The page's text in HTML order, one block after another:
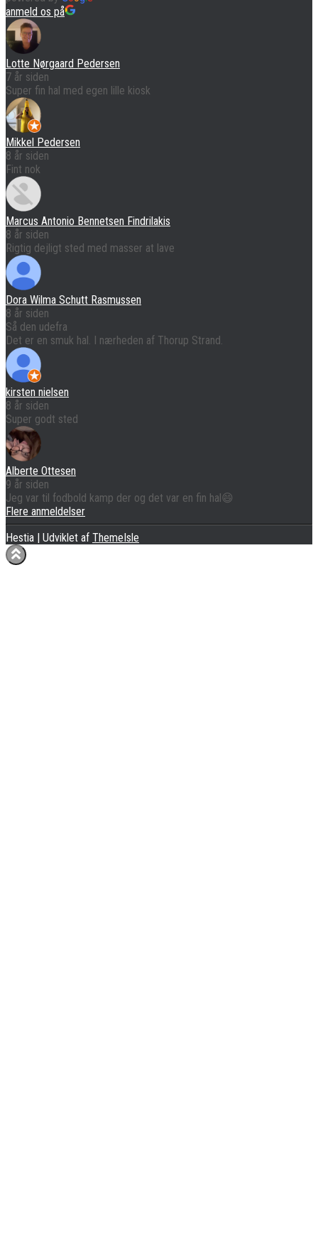
anmeld os på
Lotte Nørgaard Pedersen
7 år siden
Super fin hal med egen lille kiosk
Mikkel Pedersen
8 år siden
Fint nok
Marcus Antonio Bennetsen Findrilakis
8 år siden
Rigtig dejligt sted med masser at lave
Dora Wilma Schutt Rasmussen
8 år siden
Så den udefra
Det er en smuk hal. I nærheden af Thorup Strand.
kirsten nielsen
8 år siden
Super godt sted
Alberte Ottesen
9 år siden
Jeg var til fodbold kamp der og det var en fin hal😄
Flere anmeldelser
Hestia | Udviklet af ThemeIsle